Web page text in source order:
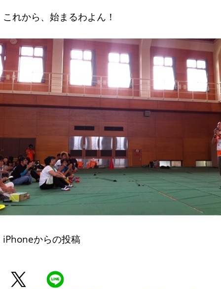
これから、始まるわよん！
iPhoneからの投稿